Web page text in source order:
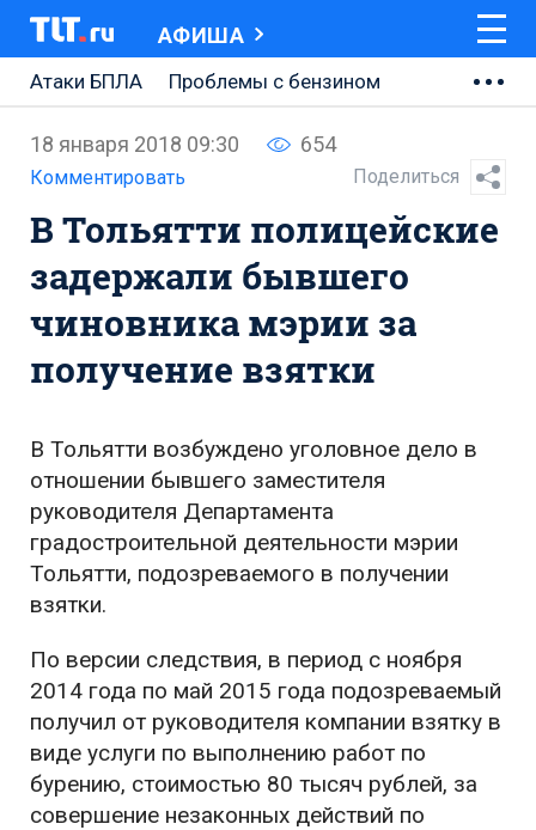
АФИША
Атаки БПЛА
Проблемы с бензином
Ремонт Центральной площади
Ремонт Обводного шоссе
Набережная Тольятти
Неделя Тольятти
18 января 2018 09:30 654
Комментировать Поделиться
В Тольятти полицейские
задержали бывшего
чиновника мэрии за
получение взятки
В Тольятти возбуждено уголовное дело в
отношении бывшего заместителя
руководителя Департамента
градостроительной деятельности мэрии
Тольятти, подозреваемого в получении
взятки.
По версии следствия, в период с ноября
2014 года по май 2015 года подозреваемый
получил от руководителя компании взятку в
виде услуги по выполнению работ по
бурению, стоимостью 80 тысяч рублей, за
совершение незаконных действий по